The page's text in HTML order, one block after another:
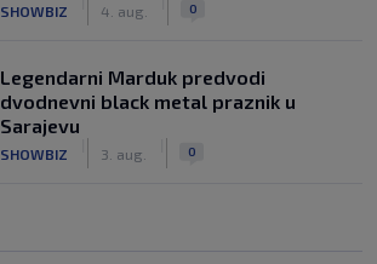
SHOWBIZ 4. aug. 0
Legendarni Marduk predvodi
dvodnevni black metal praznik u
Sarajevu
SHOWBIZ 3. aug. 0